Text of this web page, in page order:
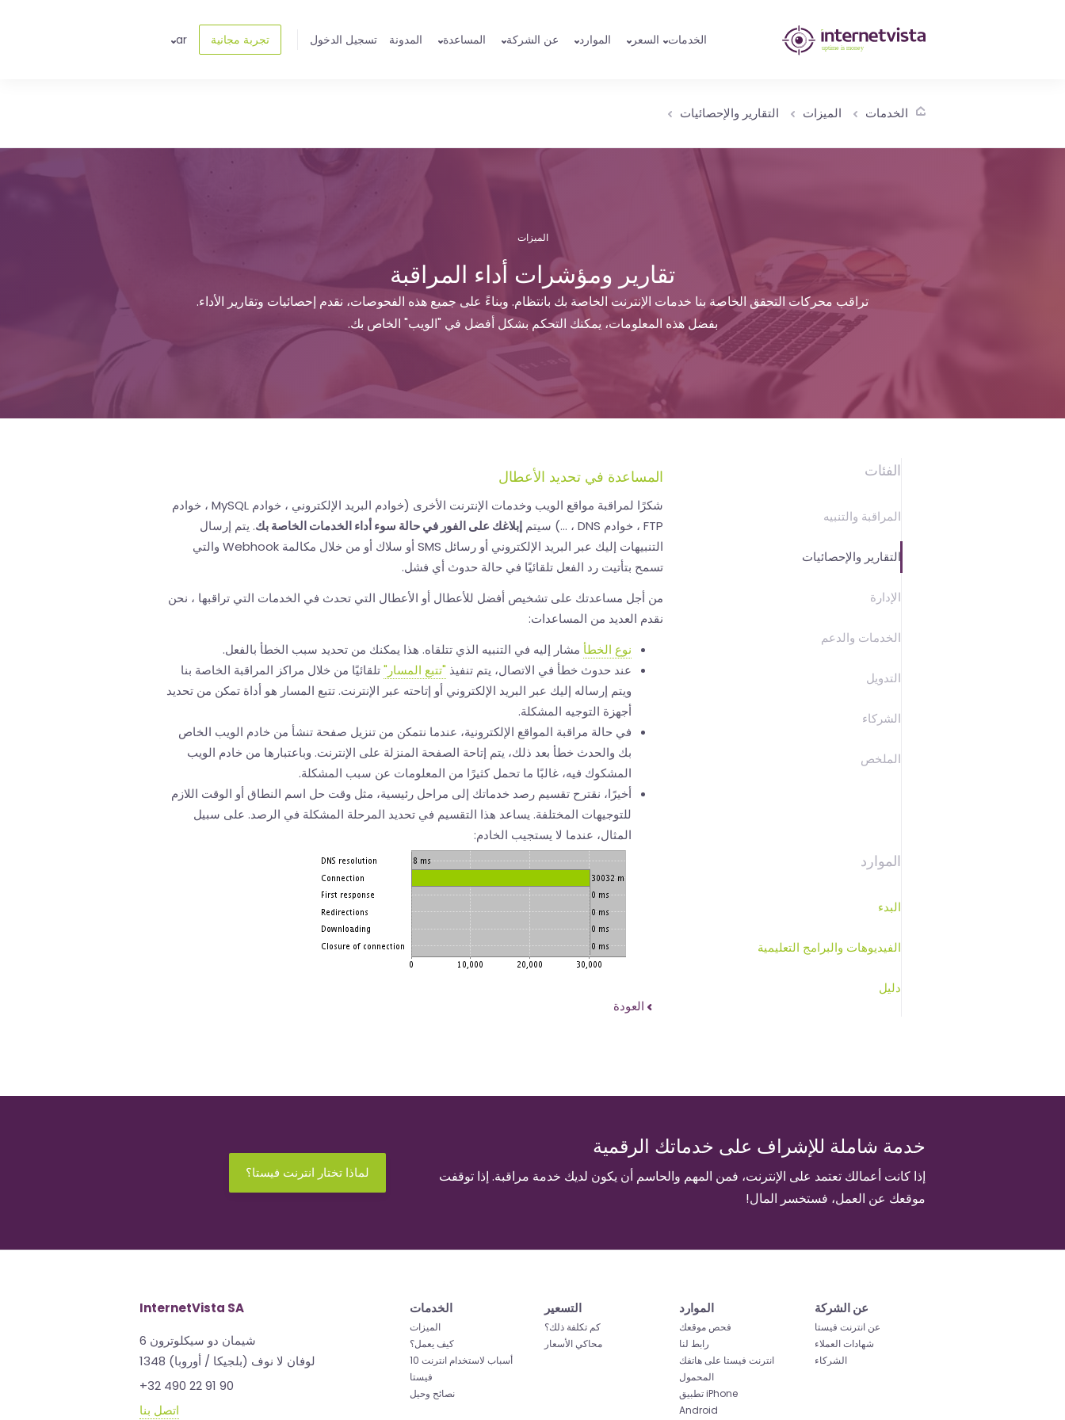
مراقبة
فيستا
وخدمات
الإنترنت
مدة
التشغيل
المال
الخدمات السعر الموارد عن الشركة المساعدة المدونة تسجيل الدخول تجربة مجانية ar
الخدمات الميزات التقارير والإحصائيات
الميزات
تقارير ومؤشرات أداء المراقبة
تراقب محركات التحقق الخاصة بنا خدمات الإنترنت الخاصة بك بانتظام. وبناءً على جميع هذه الفحوصات، نقدم إحصائيات وتقارير الأداء.
بفضل هذه المعلومات، يمكنك التحكم بشكل أفضل في "الويب" الخاص بك.
الفئات
المراقبة والتنبيه
التقارير والإحصائيات
الإدارة
الخدمات والدعم
التدويل
الشركاء
الملخص
الموارد
البدء
الفيديوهات والبرامج التعليمية
دليل
المساعدة في تحديد الأعطال
شكرًا لمراقبة مواقع الويب وخدمات الإنترنت الأخرى (خوادم البريد الإلكتروني ، خوادم MySQL ، خوادم
FTP ، خوادم DNS ، ...) سيتم
إبلاغك على الفور في حالة سوء أداء الخدمات الخاصة بك. يتم إرسال
التنبيهات إليك عبر البريد الإلكتروني أو رسائل SMS أو سلاك أو من خلال مكالمة Webhook والتي
تسمح بتأتيت رد الفعل تلقائيًا في حالة حدوث أي فشل.
من أجل مساعدتك على تشخيص أفضل للأعطال أو الأعطال التي تحدث في الخدمات التي تراقبها ، نحن
نقدم العديد من المساعدات:
نوع الخطأ مشار إليه في التنبيه الذي تتلقاه. هذا يمكنك من تحديد سبب الخطأ بالفعل.
عند حدوث خطأ في الاتصال، يتم تنفيذ "تتبع المسار"تلقائيًا من خلال مراكز المراقبة الخاصة بنا
ويتم إرساله إليك عبر البريد الإلكتروني أو إتاحته عبر الإنترنت. تتبع المسار هو أداة تمكن من تحديد
أجهزة التوجيه المشكلة.
في حالة مراقبة المواقع الإلكترونية، عندما نتمكن من تنزيل صفحة تنشأ من خادم الويب الخاص
بك والحدث خطأ بعد ذلك، يتم إتاحة الصفحة المنزلة على الإنترنت. وباعتبارها من خادم الويب
المشكوك فيه، غالبًا ما تحمل كثيرًا من المعلومات عن سبب المشكلة.
أخيرًا، نقترح تقسيم رصد خدماتك إلى مراحل رئيسية، مثل وقت حل اسم النطاق أو الوقت اللازم
للتوجيهات المختلفة. يساعد هذا التقسيم في تحديد المرحلة المشكلة في الرصد. على سبيل
المثال، عندما لا يستجيب الخادم:
العودة
خدمة شاملة للإشراف على خدماتك الرقمية
إذا كانت أعمالك تعتمد على الإنترنت، فمن المهم والحاسم أن يكون لديك خدمة مراقبة. إذا توقفت
موقعك عن العمل، فستخسر المال!
لماذا تختار انترنت فيستا؟
InternetVista SA
شيمان دو سيكلوترون 6
1348 لوفان لا نوف (بلجيكا / أوروبا)
+32 490 22 91 90
اتصل بنا
الخدمات
الميزات
كيف يعمل؟
10 أسباب لاستخدام انترنت
فيستا
نصائح وحيل
التسعير
كم تكلفة ذلك؟
محاكي الأسعار
الموارد
فحص موقعك
رابط لنا
انترنت فيستا على هاتفك
المحمول
تطبيق iPhone
Android
عن الشركة
عن انترنت فيستا
شهادات العملاء
الشركاء